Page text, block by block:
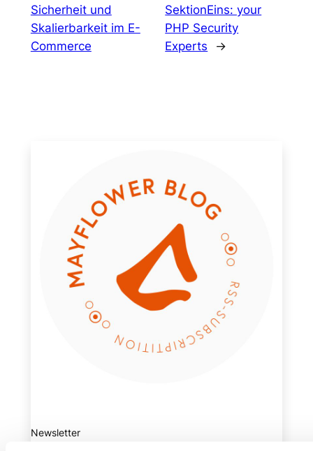
Sicherheit und
Skalierbarkeit im E-
Commerce
SektionEins: your
PHP Security
Experts
→
Newsletter